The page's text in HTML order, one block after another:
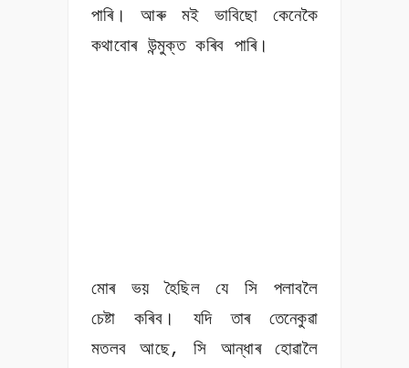
পাৰি। আৰু মই ভাবিছো কেনেকৈ
কথাবোৰ উন্মুক্ত কৰিব পাৰি।
মোৰ ভয় হৈছিল যে সি পলাবলৈ
চেষ্টা কৰিব। যদি তাৰ তেনেকুৱা
মতলব আছে, সি আন্ধাৰ হোৱালৈ